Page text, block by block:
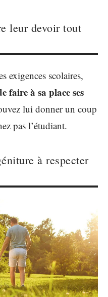
leur devoir tout
exigences scolaires,
faire à sa place ses
lui donner un coup
pas l’étudiant.
à respecter